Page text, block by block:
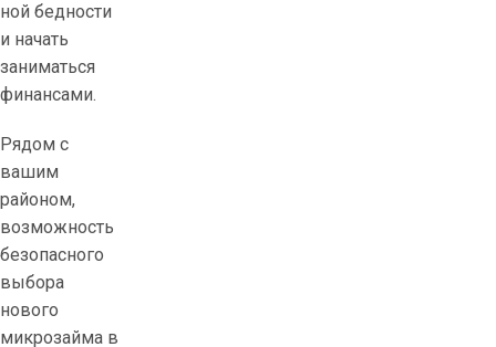
ной бедности
и начать
заниматься
финансами.
Рядом с
вашим
районом,
возможность
безопасного
выбора
нового
микрозайма в